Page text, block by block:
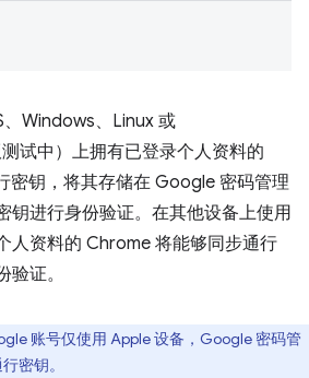
Windows、Linux 或
试中）上拥有已登录个人资料的
密钥，将其存储在 Google 密码管理
钥进行身份验证。在其他设备上使用
人资料的 Chrome 将能够同步通行
证。
账号仅使用 Apple 设备，Google 密码管
密钥。